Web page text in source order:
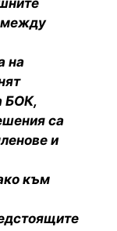
между
на
БОК,
са
и
към